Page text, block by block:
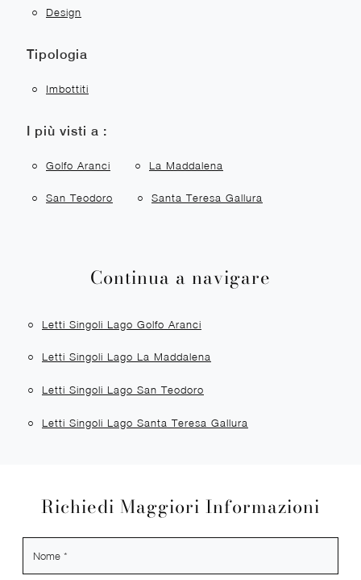
Design
Tipologia
Imbottiti
I più visti a :
Golfo Aranci La Maddalena
San Teodoro Santa Teresa Gallura
Continua a navigare
Letti Singoli Lago Golfo Aranci
Letti Singoli Lago La Maddalena
Letti Singoli Lago San Teodoro
Letti Singoli Lago Santa Teresa Gallura
Richiedi Maggiori Informazioni